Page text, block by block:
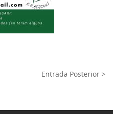
Entrada Posterior >